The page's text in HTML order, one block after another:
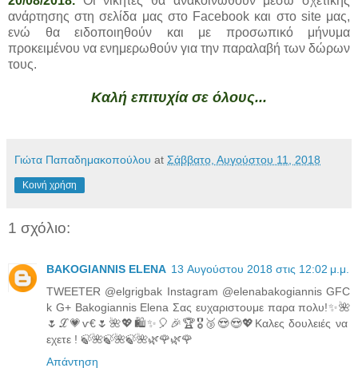
ανάρτησης στη σελίδα μας στο Facebook και στο site μας,
ενώ θα ειδοποιηθούν και με προσωπικό μήνυμα
προκειμένου να ενημερωθούν για την παραλαβή των δώρων
τους.
Καλή επιτυχία σε όλους...
Γιώτα Παπαδημακοπούλου at Σάββατο, Αυγούστου 11, 2018
Κοινή χρήση
1 σχόλιο:
BAKOGIANNIS ELENA 13 Αυγούστου 2018 στις 12:02 μ.μ.
TWEETER @elgrigbak Instagram @elenabakogiannis GFC
k G+ Bakogiannis Elena Σας ευχαριστουμε παρα πολυ!✨🌺
🌷ℒ💗ѵ€🌷🌺💖🛍️✨🎈🎉🏆🎖️🥉😍😍💖Καλες δουλειές να
εχετε ! 🍃🌺🍃🌺🍃🌺🌿🌹🌿🌹
Απάντηση